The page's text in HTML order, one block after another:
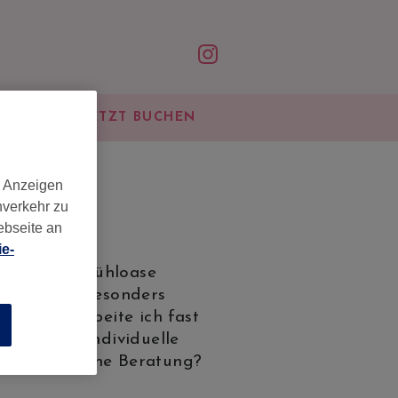
JETZT BUCHEN
Wohlfühloase
an. Besonders
Diese arbeite ich fast
für jede individuelle
eine Beratung?
zu
an